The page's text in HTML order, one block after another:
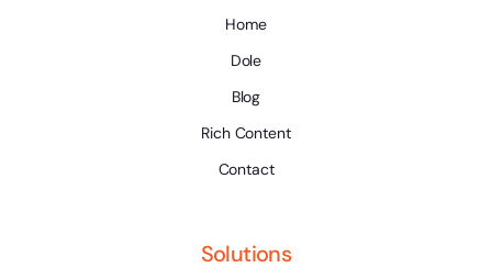
Home
Dole
Blog
Rich Content
Contact
Solutions